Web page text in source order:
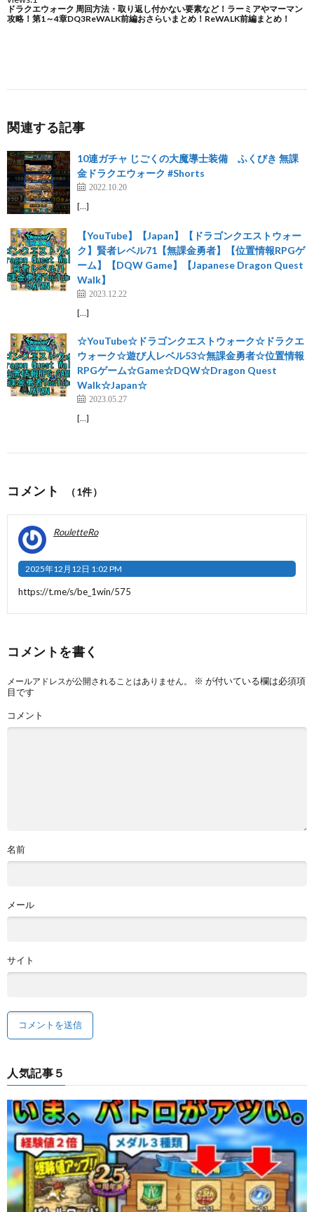
関連する記事
10連ガチャ じごくの大魔導士装備 ふくびき 無課
金ドラクエウォーク #Shorts
2022.10.20
[…]
【YouTube】【Japan】【ドラゴンクエストウォー
ク】賢者レベル71【無課金勇者】【位置情報RPGゲ
ーム】【DQW Game】【Japanese Dragon Quest
Walk】
2023.12.22
[…]
☆YouTube☆ドラゴンクエストウォーク☆ドラクエ
ウォーク☆遊び人レベル53☆無課金勇者☆位置情報
RPGゲーム☆Game☆DQW☆Dragon Quest
Walk☆Japan☆
2023.05.27
[…]
コメント （1件）
RouletteRo
2025年12月12日 1:02 PM
https://t.me/s/be_1win/575
コメントを書く
メールアドレスが公開されることはありません。 ※ が付いている欄は必須項
目です
コメント
名前
メール
サイト
人気記事５